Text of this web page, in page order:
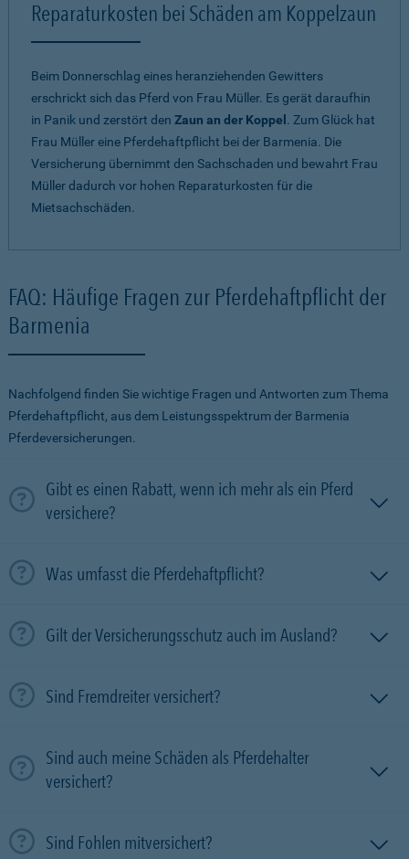
Reparaturkosten bei Schäden am Koppelzaun
Beim Donnerschlag eines heranziehenden Gewitters
erschrickt sich das Pferd von Frau Müller. Es gerät daraufhin
in Panik und zerstört den Zaun an der Koppel . Zum Glück hat
Frau Müller eine Pferdehaftpflicht bei der Barmenia. Die
Versicherung übernimmt den Sachschaden und bewahrt Frau
Müller dadurch vor hohen Reparaturkosten für die
Mietsachschäden.
FAQ: Häufige Fragen zur Pferdehaftpflicht der
Barmenia
Nachfolgend finden Sie wichtige Fragen und Antworten zum Thema
Pferdehaftpflicht, aus dem Leistungsspektrum der Barmenia
Pferdeversicherungen.
Gibt es einen Rabatt, wenn ich mehr als ein Pferd
versichere?
Was umfasst die Pferdehaftpflicht?
Gilt der Versicherungsschutz auch im Ausland?
Sind Fremdreiter versichert?
Sind auch meine Schäden als Pferdehalter
versichert?
Sind Fohlen mitversichert?